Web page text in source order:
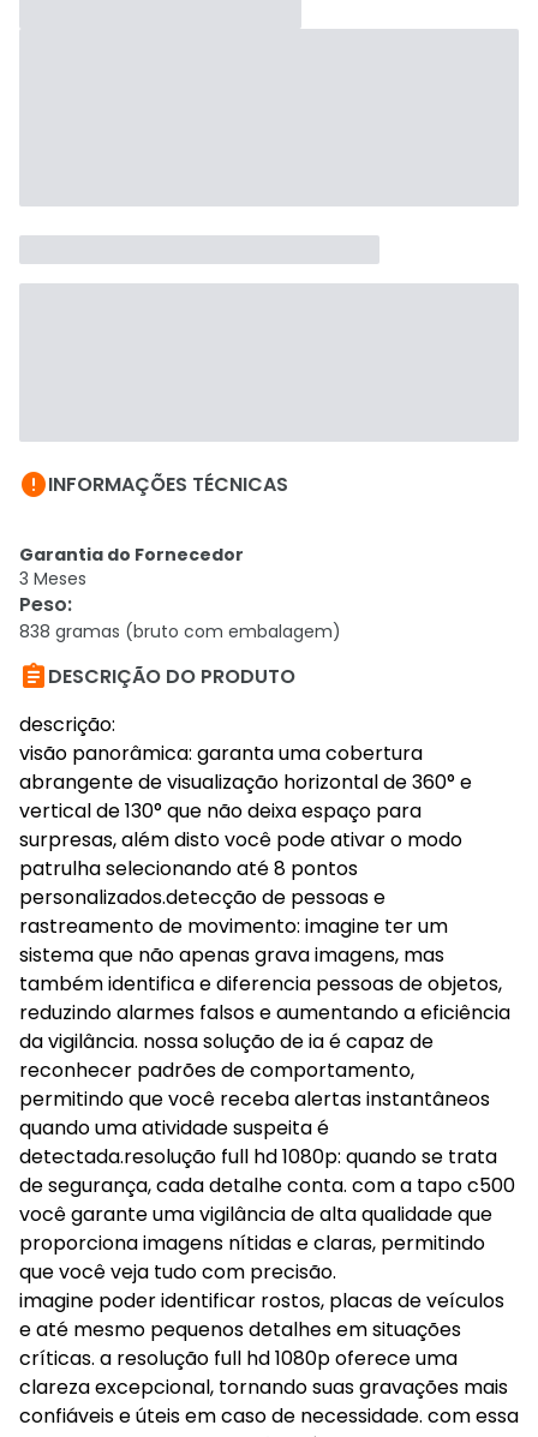
INFORMAÇÕES TÉCNICAS
Garantia do Fornecedor
3 Meses
Peso:
838 gramas (bruto com embalagem)
DESCRIÇÃO DO PRODUTO
descrição:
visão panorâmica: garanta uma cobertura
abrangente de visualização horizontal de 360° e
vertical de 130° que não deixa espaço para
surpresas, além disto você pode ativar o modo
patrulha selecionando até 8 pontos
personalizados.detecção de pessoas e
rastreamento de movimento: imagine ter um
sistema que não apenas grava imagens, mas
também identifica e diferencia pessoas de objetos,
reduzindo alarmes falsos e aumentando a eficiência
da vigilância. nossa solução de ia é capaz de
reconhecer padrões de comportamento,
permitindo que você receba alertas instantâneos
quando uma atividade suspeita é
detectada.resolução full hd 1080p: quando se trata
de segurança, cada detalhe conta. com a tapo c500
você garante uma vigilância de alta qualidade que
proporciona imagens nítidas e claras, permitindo
que você veja tudo com precisão.
imagine poder identificar rostos, placas de veículos
e até mesmo pequenos detalhes em situações
críticas. a resolução full hd 1080p oferece uma
clareza excepcional, tornando suas gravações mais
confiáveis e úteis em caso de necessidade. com essa